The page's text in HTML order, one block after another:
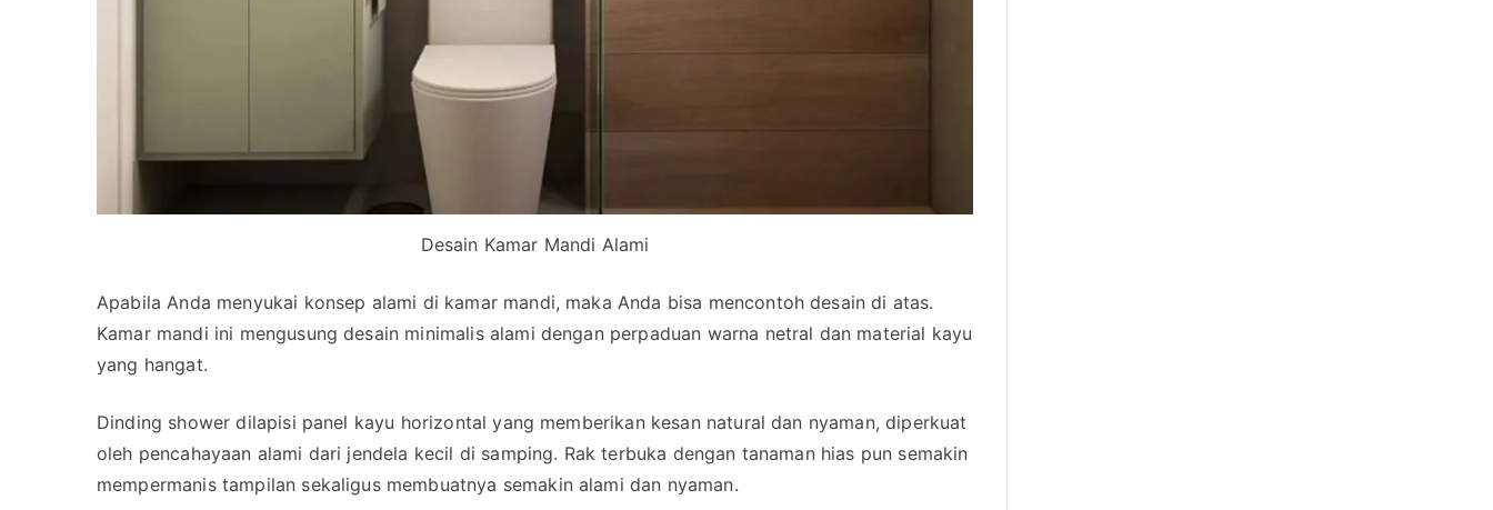
Desain Kamar Mandi Alami
Apabila Anda menyukai konsep alami di kamar mandi, maka Anda bisa mencontoh desain di atas.
Kamar mandi ini mengusung desain minimalis alami dengan perpaduan warna netral dan material kayu
yang hangat.
Dinding shower dilapisi panel kayu horizontal yang memberikan kesan natural dan nyaman, diperkuat
oleh pencahayaan alami dari jendela kecil di samping. Rak terbuka dengan tanaman hias pun semakin
mempermanis tampilan sekaligus membuatnya semakin alami dan nyaman.